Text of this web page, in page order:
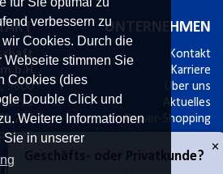
verbessern zu
Cookies. Durch die
Webseite stimmen Sie
Cookies (dies
Double Click und
Weitere Informationen
Sie in unserer
m.b.H
9800
Drau
287
UNTERNEHMEN
Kontakt
Karriere
Über uns
Aktuelles
Power-Shopping